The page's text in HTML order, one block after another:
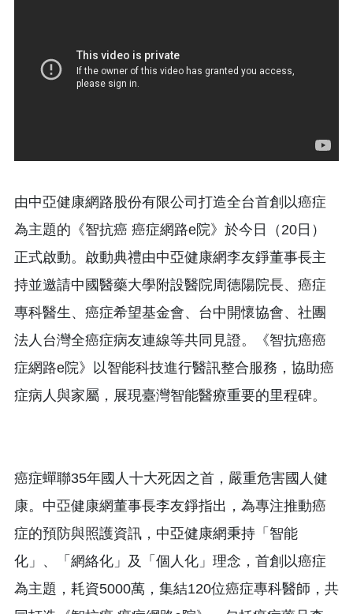
由中亞健康網路股份有限公司打造全台首創以癌症
為主題的《智抗癌 癌症網路e院》於今日（20日）
正式啟動。啟動典禮由中亞健康網李友錚董事長主
持並邀請中國醫藥大學附設醫院周德陽院長、癌症
專科醫生、癌症希望基金會、台中開懷協會、社團
法人台灣全癌症病友連線等共同見證。《智抗癌癌
症網路e院》以智能科技進行醫訊整合服務，協助癌
症病人與家屬，展現臺灣智能醫療重要的里程碑。
癌症蟬聯35年國人十大死因之首，嚴重危害國人健
康。中亞健康網董事長李友錚指出，為專注推動癌
症的預防與照護資訊，中亞健康網秉持「智能
化」、「網絡化」及「個人化」理念，首創以癌症
為主題，耗資5000萬，集結120位癌症專科醫師，共